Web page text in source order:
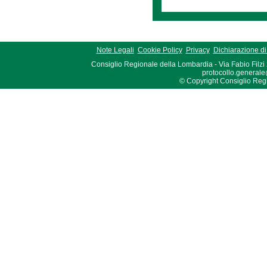
Note Legali Cookie Policy Privacy
Dichiarazione
Consiglio Regionale della Lombardia - Via Fabio Filzi
© Copyright Consiglio